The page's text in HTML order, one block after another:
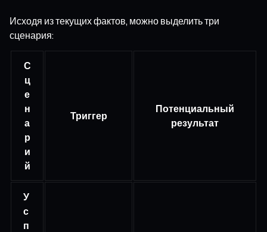
Исходя из текущих фактов, можно выделить три
сценария:
С
ц
е
н
а
р
и
й
Триггер
Потенциальный
результат
У
с
п